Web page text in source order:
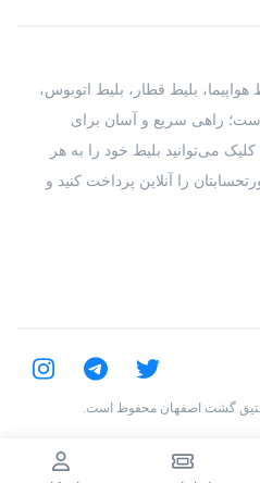
فرصت‌های شغلی
بلیط قطار، بلیط اتوبوس،
است؛ راهی سریع و آسان برای
کلیک می‌توانید بلیط خود را به هر
را آنلاین پرداخت کنید و
گشت اصفهان محفوظ است.